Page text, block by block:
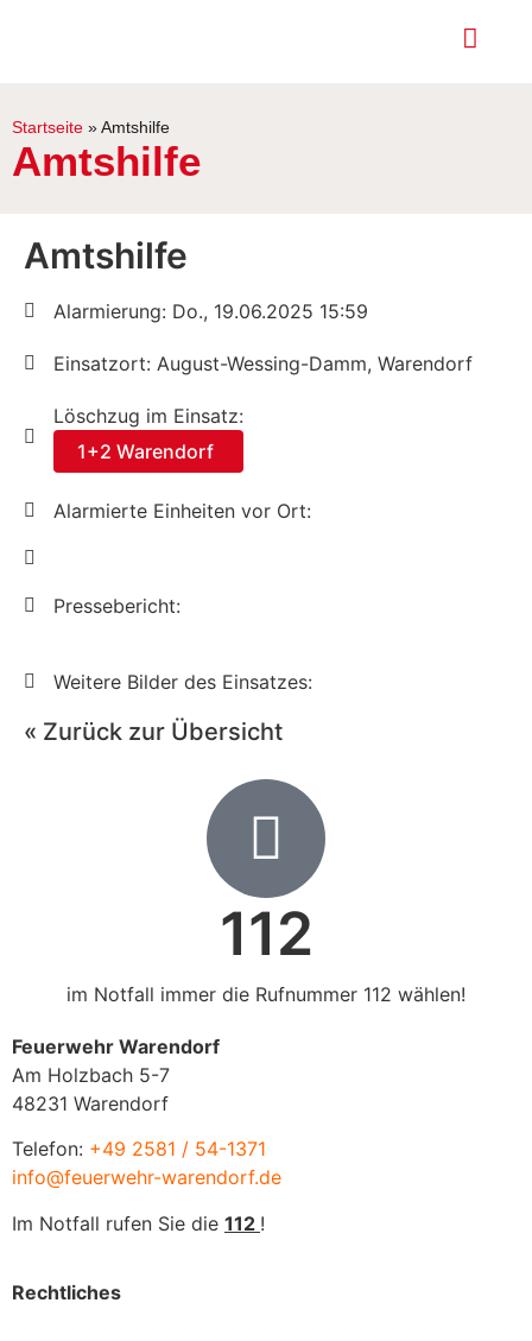
Startseite » Amtshilfe
Amtshilfe
Amtshilfe
Alarmierung: Do., 19.06.2025 15:59
Einsatzort: August-Wessing-Damm, Warendorf
Löschzug im Einsatz:
1+2 Warendorf
Alarmierte Einheiten vor Ort:
Pressebericht:
Weitere Bilder des Einsatzes:
« Zurück zur Übersicht
112
im Notfall immer die Rufnummer 112 wählen!
Feuerwehr Warendorf
Am Holzbach 5-7
48231 Warendorf
Telefon: +49 2581 / 54-1371
info@feuerwehr-warendorf.de
Im Notfall rufen Sie die 112 !
Rechtliches